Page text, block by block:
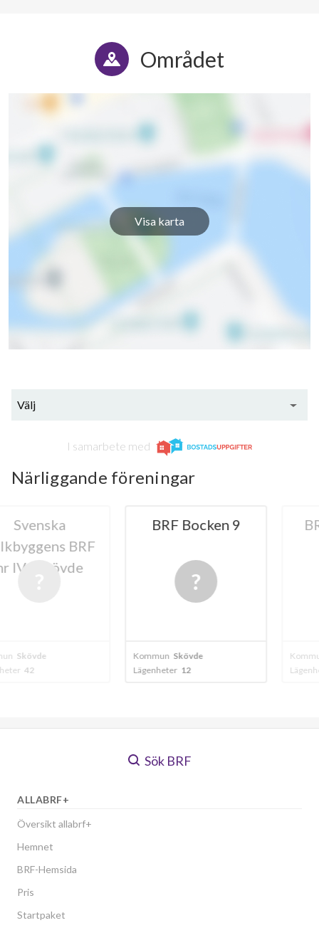
Området
Visa karta
Välj
I samarbete med
Närliggande föreningar
BRF
BRF Bocken 9
Skövde
Lägenheter 12
BRF
Lägenheter 8
Sök BRF
ALLABRF+
Översikt allabrf+
Hemnet
BRF-Hemsida
Pris
Startpaket